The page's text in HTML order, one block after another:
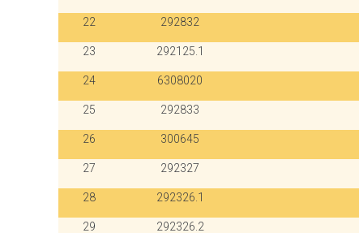
22 292832
23 292125.1
24 6308020
25 292833
26 300645
27 292327
28 292326.1
29 292326.2